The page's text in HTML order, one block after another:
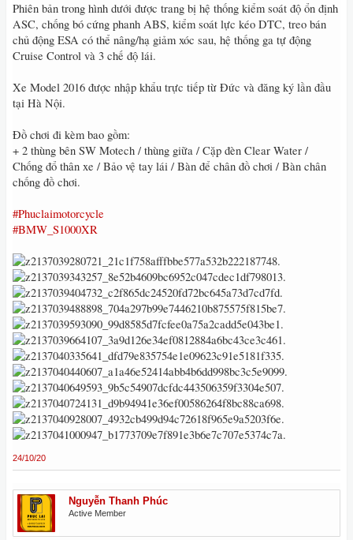
Phiên bản trong hình dưới được trang bị hệ thống kiểm soát độ ổn định
ASC, chống bó cứng phanh ABS, kiểm soát lực kéo DTC, treo bán
chủ động ESA có thể nâng/hạ giảm xóc sau, hệ thống ga tự động
Cruise Control và 3 chế độ lái.
Xe Model 2016 được nhập khẩu trực tiếp từ Đức và đăng ký lần đầu
tại Hà Nội.
Đồ chơi đi kèm bao gồm:
+ 2 thùng bên SW Motech / thùng giữa / Cặp đèn Clear Water /
Chống đổ thân xe / Bảo vệ tay lái / Bàn để chân đồ chơi / Bàn chân
chống đồ chơi.
#Phuclaimotorcycle
#BMW_S1000XR
24/10/20
Nguyễn Thanh Phúc
Active Member